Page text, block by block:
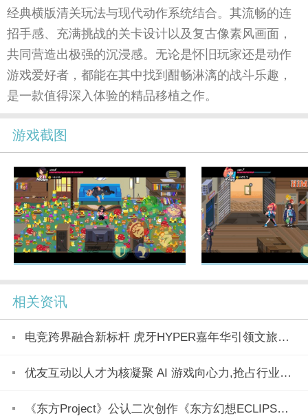
经典横版清关玩法与现代动作系统结合。其流畅的连
招手感、充满挑战的关卡设计以及复古像素风画面，
共同营造出极强的沉浸感。无论是怀旧玩家还是动作
游戏爱好者，都能在其中找到酣畅淋漓的战斗乐趣，
是一款值得深入体验的精品移植之作。
游戏截图
相关资讯
电竞跨界融合新标杆 虎牙HYPER嘉年华引领文旅产业新潮流
优友互动以人才为核凝聚 AI 游戏向心力,抢占行业变革制高点
《东方Project》公认二次创作《东方幻想ECLIPSE》7月23日正式上市